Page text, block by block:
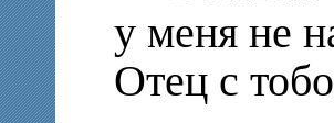
у меня не
Отец с